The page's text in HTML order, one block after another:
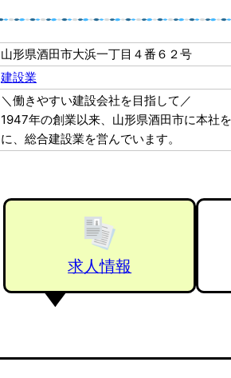
山形県酒田市大浜一丁目４番６２号
建設業
＼働きやすい建設会社を目指して／
1947年の創業以来、山形県酒田市に本社
に、総合建設業を営んでいます。
求人情報